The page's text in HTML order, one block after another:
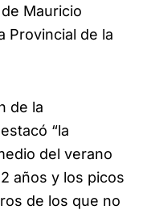
Mauricio
Provincial de la
de la
“la
del verano
años y los picos
de los que no